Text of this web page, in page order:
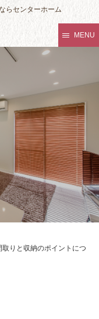
らセンターホーム
MENU
取りと収納のポイントにつ